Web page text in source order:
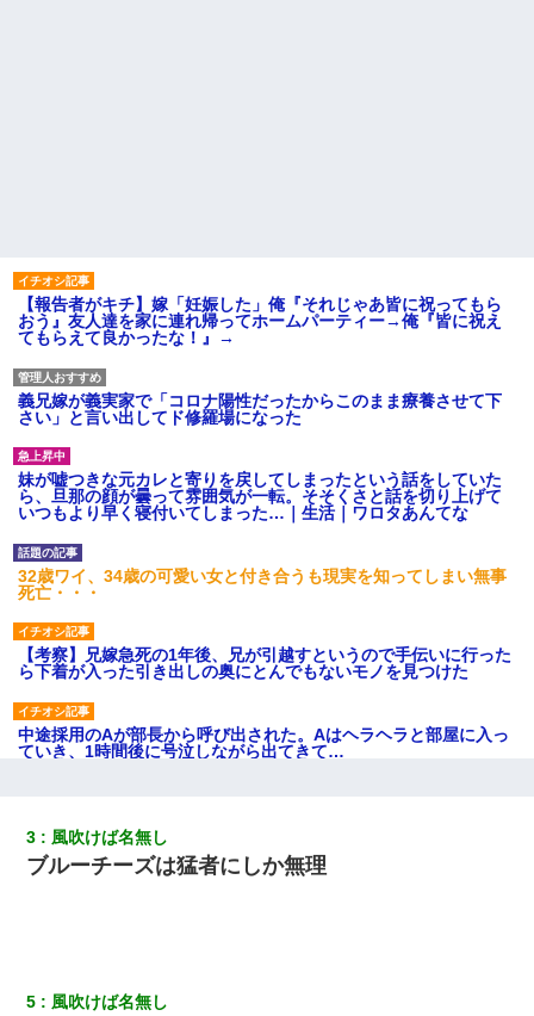
【報告者がキチ】嫁「妊娠した」俺『それじゃあ皆に祝ってもら
おう』友人達を家に連れ帰ってホームパーティー→俺『皆に祝え
てもらえて良かったな！』→
義兄嫁が義実家で「コロナ陽性だったからこのまま療養させて下
さい」と言い出してド修羅場になった
妹が嘘つきな元カレと寄りを戻してしまったという話をしていた
ら、旦那の顔が曇って雰囲気が一転。そそくさと話を切り上げて
いつもより早く寝付いてしまった…｜生活｜ワロタあんてな
32歳ワイ、34歳の可愛い女と付き合うも現実を知ってしまい無事
死亡・・・
【考察】兄嫁急死の1年後、兄が引越すというので手伝いに行った
ら下着が入った引き出しの奥にとんでもないモノを見つけた
中途採用のAが部長から呼び出された。Aはヘラヘラと部屋に入っ
ていき、1時間後に号泣しながら出てきて…
に → 新人「ドンッ！」私「！？」→ 突然、突き飛ばされて左手
の甲を踏みつけられて…
姉旦那の友達「ほんとのパパだよ～」私のお腹を触ってほざく。
3 風吹けば名無し
ブルーチーズは猛者にしか無理
5 風吹けば名無し